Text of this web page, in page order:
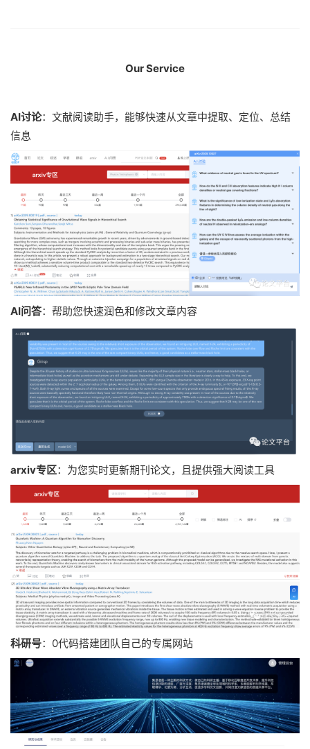
Our Service
AI讨论：文献阅读助手，能够快速从文章中提取、定位、总结
信息
AI问答：帮助您快速润色和修改文章内容
arxiv专区：为您实时更新期刊论文，且提供强大阅读工具
科研号：0代码搭建团队自己的专属网站